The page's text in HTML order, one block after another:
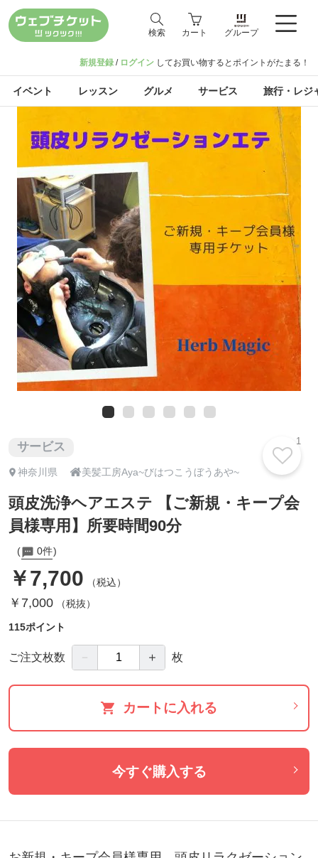
検索 カート グループ
新規登録 / ログイン してお買い物するとポイントがたまる！
イベント レッスン グルメ サービス 旅行・レジ
サービス
神奈川県 美髪工房Aya~びはつこうぼうあや~
頭皮洗浄ヘアエステ 【ご新規・キープ会
員様専用】所要時間90分
0件
￥7,700 （税込）
￥7,000（税抜）
115ポイント
ご注文枚数 － ＋ 枚
カートに入れる
1
今すぐ購入する